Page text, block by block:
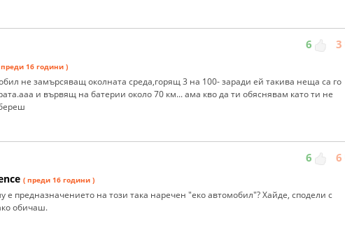
6 3
16 години )
не замърсяващ околната среда,горящ 3 на 100- заради ей такива неща са го
и вървящ на батерии около 70 км... ама кво да ти обяснявам като ти не
6 6
( преди 16 години )
е предназначението на този така наречен "еко автомобил"? Хайде, сподели с
обичаш.